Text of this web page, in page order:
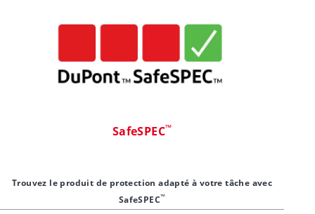
SafeSPEC™
Trouvez le produit de protection adapté à votre tâche avec
SafeSPEC™